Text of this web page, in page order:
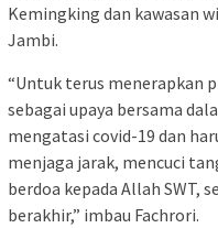
Kemingking dan kawasan
Jambi.
“Untuk terus menerapkan
sebagai upaya bersama
mengatasi covid-19 dan
menjaga jarak, mencuci
berdoa kepada Allah SWT,
berakhir,” imbau Fachrori.